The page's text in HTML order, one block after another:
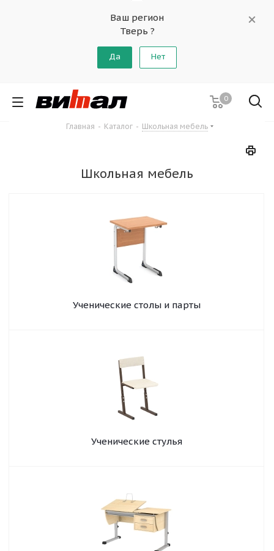
Ваш регион
Тверь ?
Да Нет
0
Главная - Каталог - Школьная мебель
Школьная мебель
Ученические столы и парты
Ученические стулья